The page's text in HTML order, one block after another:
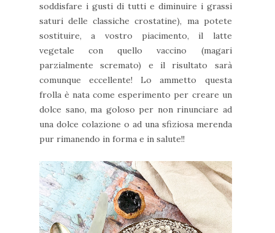
soddisfare i gusti di tutti e diminuire i grassi
saturi delle classiche crostatine), ma potete
sostituire, a vostro piacimento, il latte
vegetale con quello vaccino (magari
parzialmente scremato) e il risultato sarà
comunque eccellente! Lo ammetto questa
frolla è nata come esperimento per creare un
dolce sano, ma goloso per non rinunciare ad
una dolce colazione o ad una sfiziosa merenda
pur rimanendo in forma e in salute!!